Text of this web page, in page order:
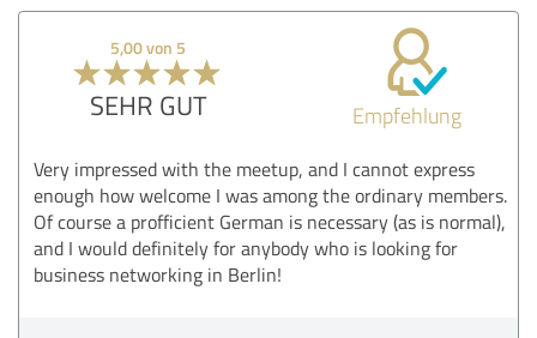
5,00 von 5
SEHR GUT Empfehlung
Very impressed with the meetup, and I cannot express
enough how welcome I was among the ordinary members.
Of course a profficient German is necessary (as is normal),
and I would definitely for anybody who is looking for
business networking in Berlin!